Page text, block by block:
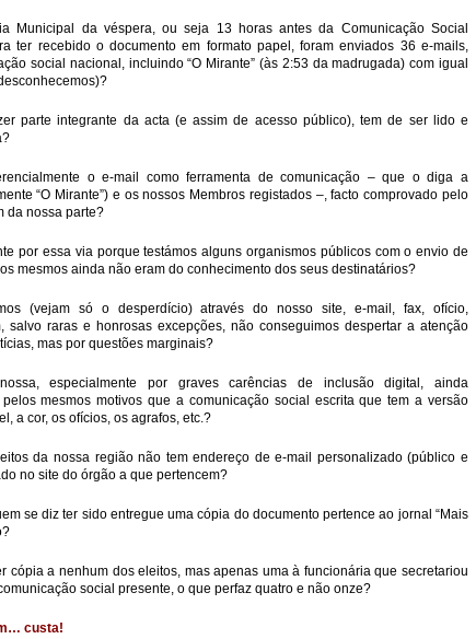
Municipal da véspera, ou seja 13 horas antes da Comunicação Social
ter recebido o documento em formato papel, foram enviados 36 e-mails,
social nacional, incluindo “O Mirante” (às 2:53 da madrugada) com igual
parte integrante da acta (e assim de acesso público), tem de ser lido e
o e-mail como ferramenta de comunicação – que o diga a
“O Mirante”) e os nossos Membros registados –, facto comprovado pelo
da nossa parte?
por essa via porque testámos alguns organismos públicos com o envio de
mesmos ainda não eram do conhecimento dos seus destinatários?
(vejam só o desperdício) através do nosso site, e-mail, fax, ofício,
salvo raras e honrosas excepções, não conseguimos despertar a atenção
mas por questões marginais?
especialmente por graves carências de inclusão digital, ainda
pelos mesmos motivos que a comunicação social escrita que tem a versão
a cor, os ofícios, os agrafos, etc.?
da nossa região não tem endereço de e-mail personalizado (público e
no site do órgão a que pertencem?
se diz ter sido entregue uma cópia do documento pertence ao jornal “Mais
a nenhum dos eleitos, mas apenas uma à funcionária que secretariou
social presente, o que perfaz quatro e não onze?
custa!